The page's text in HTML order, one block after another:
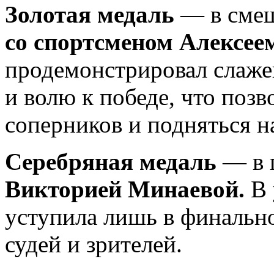
Золотая медаль — в
со спортсменом
продемонстрировал
и волю к победе, что
соперников и подняться
Серебряная медаль — в
Викторией Минаевой. В
уступила лишь в
судей и зрителей.